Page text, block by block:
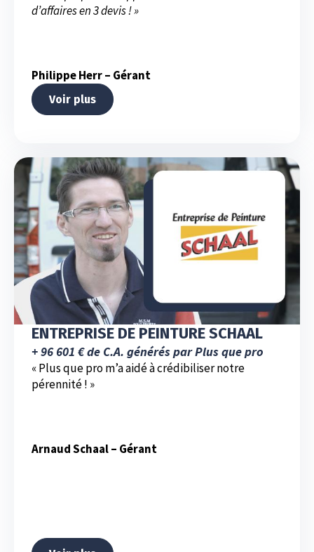
d’affaires en 3 devis ! »
Philippe Herr – Gérant
Voir plus
ENTREPRISE DE PEINTURE SCHAAL
+ 96 601 € de C.A. générés par Plus que pro
« Plus que pro m’a aidé à crédibiliser notre
pérennité ! »
Arnaud Schaal – Gérant